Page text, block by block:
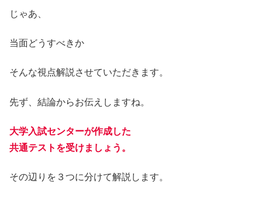
じゃあ、
当面どうすべきか
そんな視点解説させていただきます。
先ず、結論からお伝えしますね。
大学入試センターが作成した
共通テストを受けましょう。
その辺りを３つに分けて解説します。